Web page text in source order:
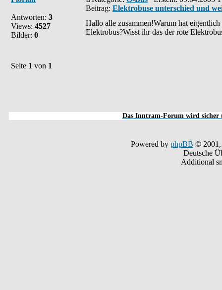
Antworten: 3
Views: 4527
Bilder: 0
Beitrag: Elektrobuse unterschied und
Hallo alle zusammen!Warum hat
Elektrobus?Wisst ihr das der rote
Seite 1 von 1
Das Inntram-Forum wird sicher
Powered by phpBB © 2001,
Deutsche
Additional